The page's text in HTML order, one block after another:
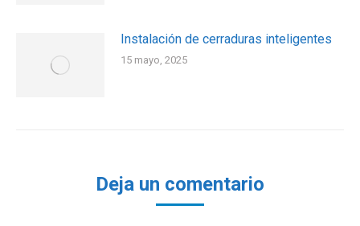
Instalación de cerraduras inteligentes
15 mayo, 2025
Deja un comentario